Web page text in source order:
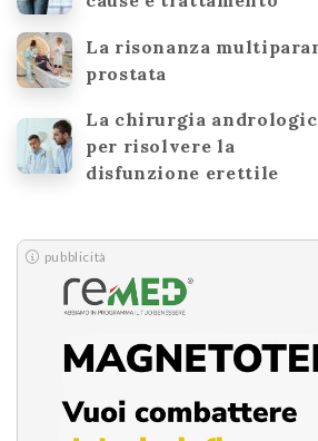
La risonanza
prostata
La chirurgia
per risolvere la
disfunzione erettile
pubblicità